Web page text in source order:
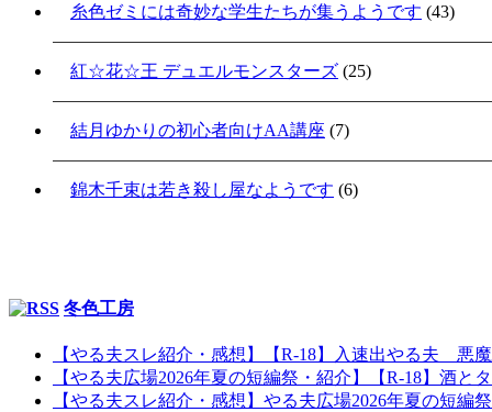
糸色ゼミには奇妙な学生たちが集うようです (43)
紅☆花☆王 デュエルモンスターズ (25)
結月ゆかりの初心者向けAA講座 (7)
錦木千束は若き殺し屋なようです (6)
冬色工房
【やる夫スレ紹介・感想】【R-18】入速出やる夫 悪
【やる夫広場2026年夏の短編祭・紹介】【R-18】酒
【やる夫スレ紹介・感想】やる夫広場2026年夏の短